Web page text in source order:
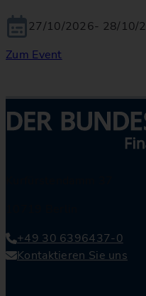
27/10/2026- 28/10/
Zum Event
+49 30 6396437-0
Kontaktieren Sie uns